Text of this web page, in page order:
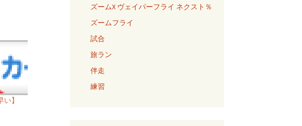
い】
ズームX ヴェイパーフライ ネクスト％
ズームフライ
試合
旅ラン
伴走
練習